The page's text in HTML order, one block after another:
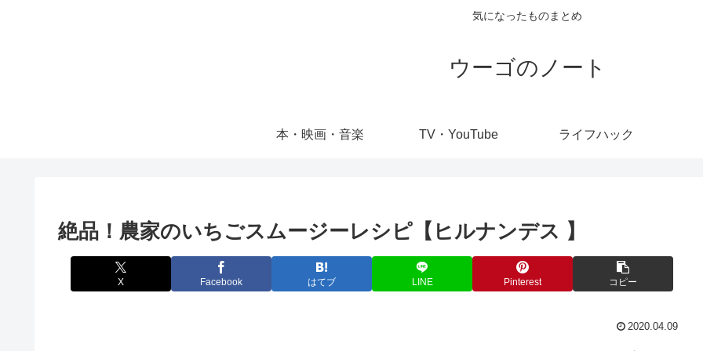
気になったものまとめ
ウーゴのノート
本・映画・音楽 TV・YouTube ライフハック
絶品！農家のいちごスムージーレシピ【ヒルナンデス 】
X Facebook はてブ LINE Pinterest コピー
2020.04.09